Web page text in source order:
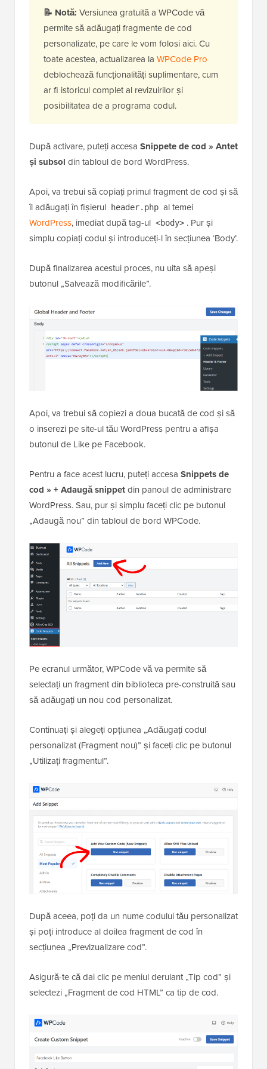
📝 Notă: Versiunea gratuită a WPCode vă
permite să adăugați fragmente de cod
personalizate, pe care le vom folosi aici. Cu
toate acestea, actualizarea la WPCode Pro
deblochează funcționalități suplimentare, cum
ar fi istoricul complet al revizuirilor și
posibilitatea de a programa codul.
După activare, puteți accesa Snippete de cod » Antet
și subsol din tabloul de bord WordPress.
Apoi, va trebui să copiați primul fragment de cod și să
îl adăugați în fișierul
header.php al temei
WordPress, imediat după tag-ul <body> . Pur și
simplu copiați codul și introduceți-l în secțiunea ‘Body’.
După finalizarea acestui proces, nu uita să apeși
butonul „Salvează modificările”.
Apoi, va trebui să copiezi a doua bucată de cod și să
o inserezi pe site-ul tău WordPress pentru a afișa
butonul de Like pe Facebook.
Pentru a face acest lucru, puteți accesa Snippets de
cod » + Adaugă snippetdin panoul de administrare
WordPress. Sau, pur și simplu faceți clic pe butonul
„Adaugă nou” din tabloul de bord WPCode.
Pe ecranul următor, WPCode vă va permite să
selectați un fragment din biblioteca pre-construită sau
să adăugați un nou cod personalizat.
Continuați și alegeți opțiunea „Adăugați codul
personalizat (Fragment nou)” și faceți clic pe butonul
„Utilizați fragmentul”.
După aceea, poți da un nume codului tău personalizat
și poți introduce al doilea fragment de cod în
secțiunea „Previzualizare cod”.
Asigură-te că dai clic pe meniul derulant „Tip cod” și
selectezi „Fragment de cod HTML” ca tip de cod.